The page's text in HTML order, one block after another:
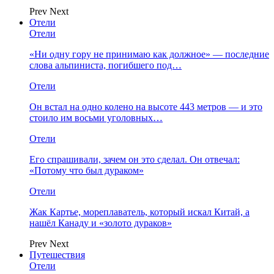
Prev Next
Отели
Отели
«Ни одну гору не принимаю как должное» — последние
слова альпиниста, погибшего под…
Отели
Он встал на одно колено на высоте 443 метров — и это
стоило им восьми уголовных…
Отели
Его спрашивали, зачем он это сделал. Он отвечал:
«Потому что был дураком»
Отели
Жак Картье, мореплаватель, который искал Китай, а
нашёл Канаду и «золото дураков»
Prev Next
Путешествия
Отели